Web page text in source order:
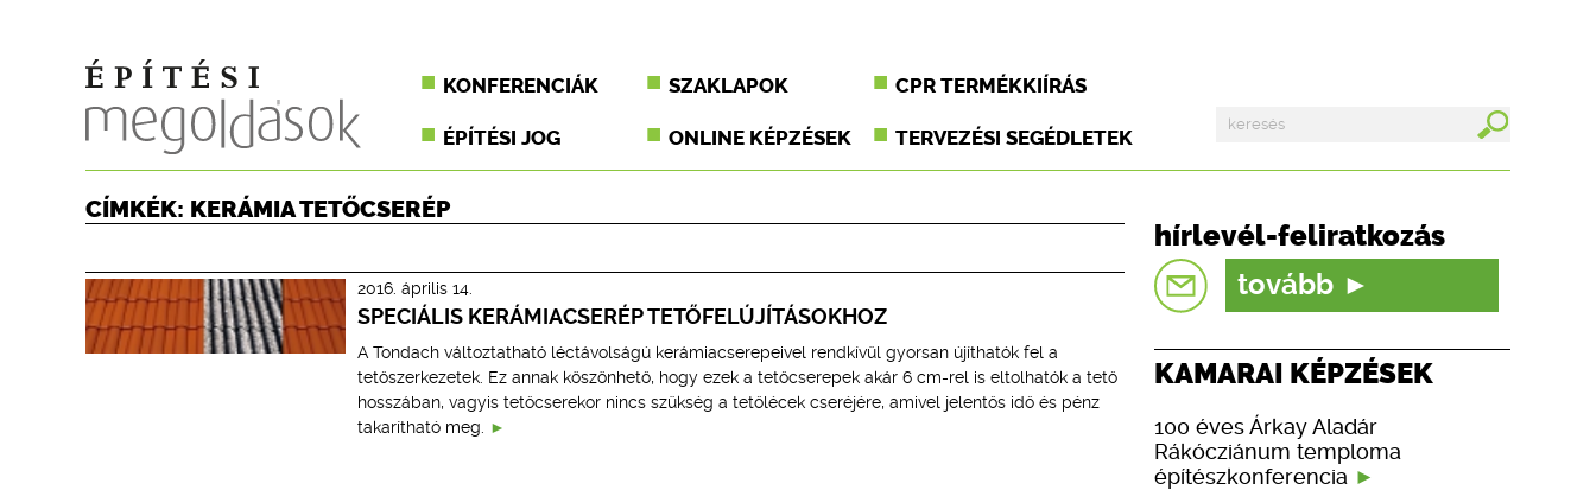
KONFERENCIÁK SZAKLAPOK CPR TERMÉKKIÍRÁS
ÉPÍTÉSI JOG ONLINE KÉPZÉSEK TERVEZÉSI SEGÉDLETEK
CÍMKÉK: KERÁMIA TETŐCSERÉP
2016. április 14.
SPECIÁLIS KERÁMIACSERÉP TETŐFELÚJÍTÁSOKHOZ
A Tondach változtatható léctávolságú kerámiacserepeivel rendkívül gyorsan újíthatók fel a
tetőszerkezetek. Ez annak köszönhető, hogy ezek a tetőcserepek akár 6 cm-rel is eltolhatók a tető
hosszában, vagyis tetőcserekor nincs szükség a tetőlécek cseréjére, amivel jelentős idő és pénz
takarítható meg.
hírlevél-feliratkozás
tovább
KAMARAI KÉPZÉSEK
100 éves Árkay Aladár
Rákócziánum temploma
építészkonferencia